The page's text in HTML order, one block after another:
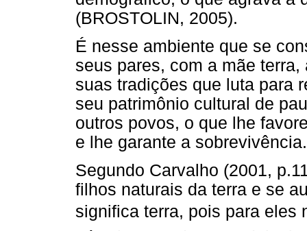
(BROSTOLIN, 2005).
É nesse ambiente que se
seus pares, com a mãe
suas tradições que luta para
seu patrimônio cultural de
outros povos, o que lhe
e lhe garante a sobrevivência.
Segundo Carvalho (2001,
filhos naturais da terra e se
significa terra, pois para eles